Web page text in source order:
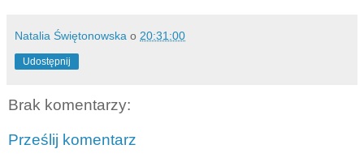
Natalia Świętonowska o 20:31:00
Udostępnij
Brak komentarzy:
Prześlij komentarz